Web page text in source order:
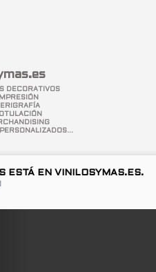
DECORATIVOS
ESTÁ EN VINILOSYMAS.ES.